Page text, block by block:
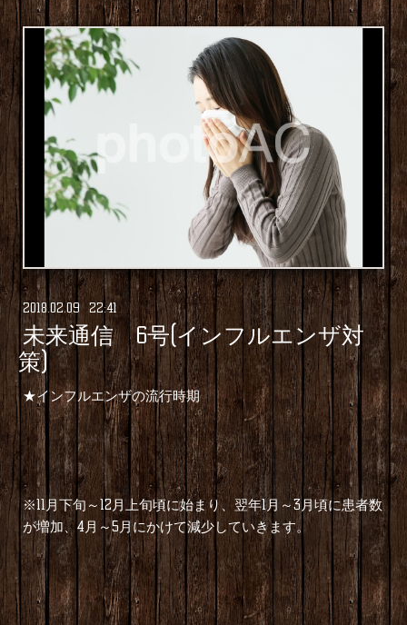
2018.02.09 22:41
未来通信 6号(インフルエンザ対
策)
★インフルエンザの流行時期
※11月下旬～12月上旬頃に始まり、翌年1月～3月頃に患者数
が増加、4月～5月にかけて減少していきます。